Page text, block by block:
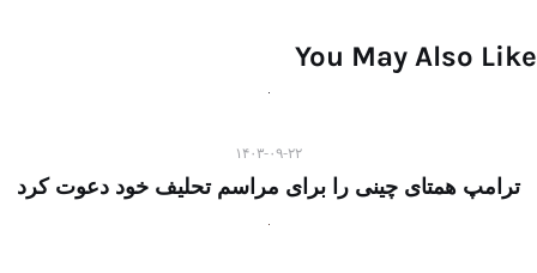
You May Also Like
۱۴۰۳-۰۹-۲۲
ترامپ همتای چینی را برای مراسم تحلیف خود دعوت کرد